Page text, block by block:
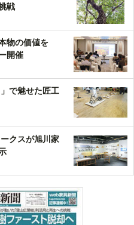
戦
物の価値を
開催
で魅せた匠工
クスが旭川家